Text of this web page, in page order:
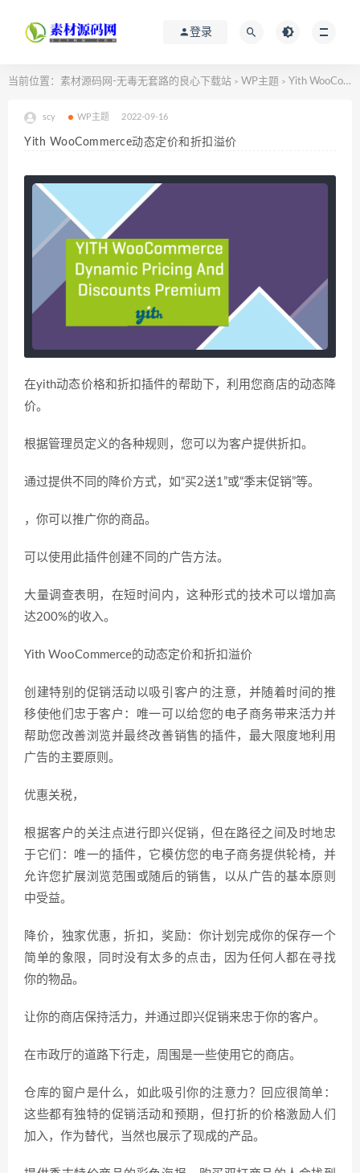
登录
当前位置： 素材源码网-无毒无套路的良心下载站 > WP主题 > Yith WooCommerce动态定价和折扣溢价
scy WP主题 2022-09-16
Yith WooCommerce动态定价和折扣溢价
在yith动态价格和折扣插件的帮助下，利用您商店的动态降
价。
根据管理员定义的各种规则，您可以为客户提供折扣。
通过提供不同的降价方式，如“买2送1”或“季末促销”等。
，你可以推广你的商品。
可以使用此插件创建不同的广告方法。
大量调查表明，在短时间内，这种形式的技术可以增加高
达200%的收入。
Yith WooCommerce的动态定价和折扣溢价
创建特别的促销活动以吸引客户的注意，并随着时间的推
移使他们忠于客户：唯一可以给您的电子商务带来活力并
帮助您改善浏览并最终改善销售的插件，最大限度地利用
广告的主要原则。
优惠关税，
根据客户的关注点进行即兴促销，但在路径之间及时地忠
于它们：唯一的插件，它模仿您的电子商务提供轮椅，并
允许您扩展浏览范围或随后的销售，以从广告的基本原则
中受益。
降价，独家优惠，折扣，奖励：你计划完成你的保存一个
简单的象限，同时没有太多的点击，因为任何人都在寻找
你的物品。
让你的商店保持活力，并通过即兴促销来忠于你的客户。
在市政厅的道路下行走，周围是一些使用它的商店。
仓库的窗户是什么，如此吸引你的注意力？回应很简单：
这些都有独特的促销活动和预期，但打折的价格激励人们
加入，作为替代，当然也展示了现成的产品。